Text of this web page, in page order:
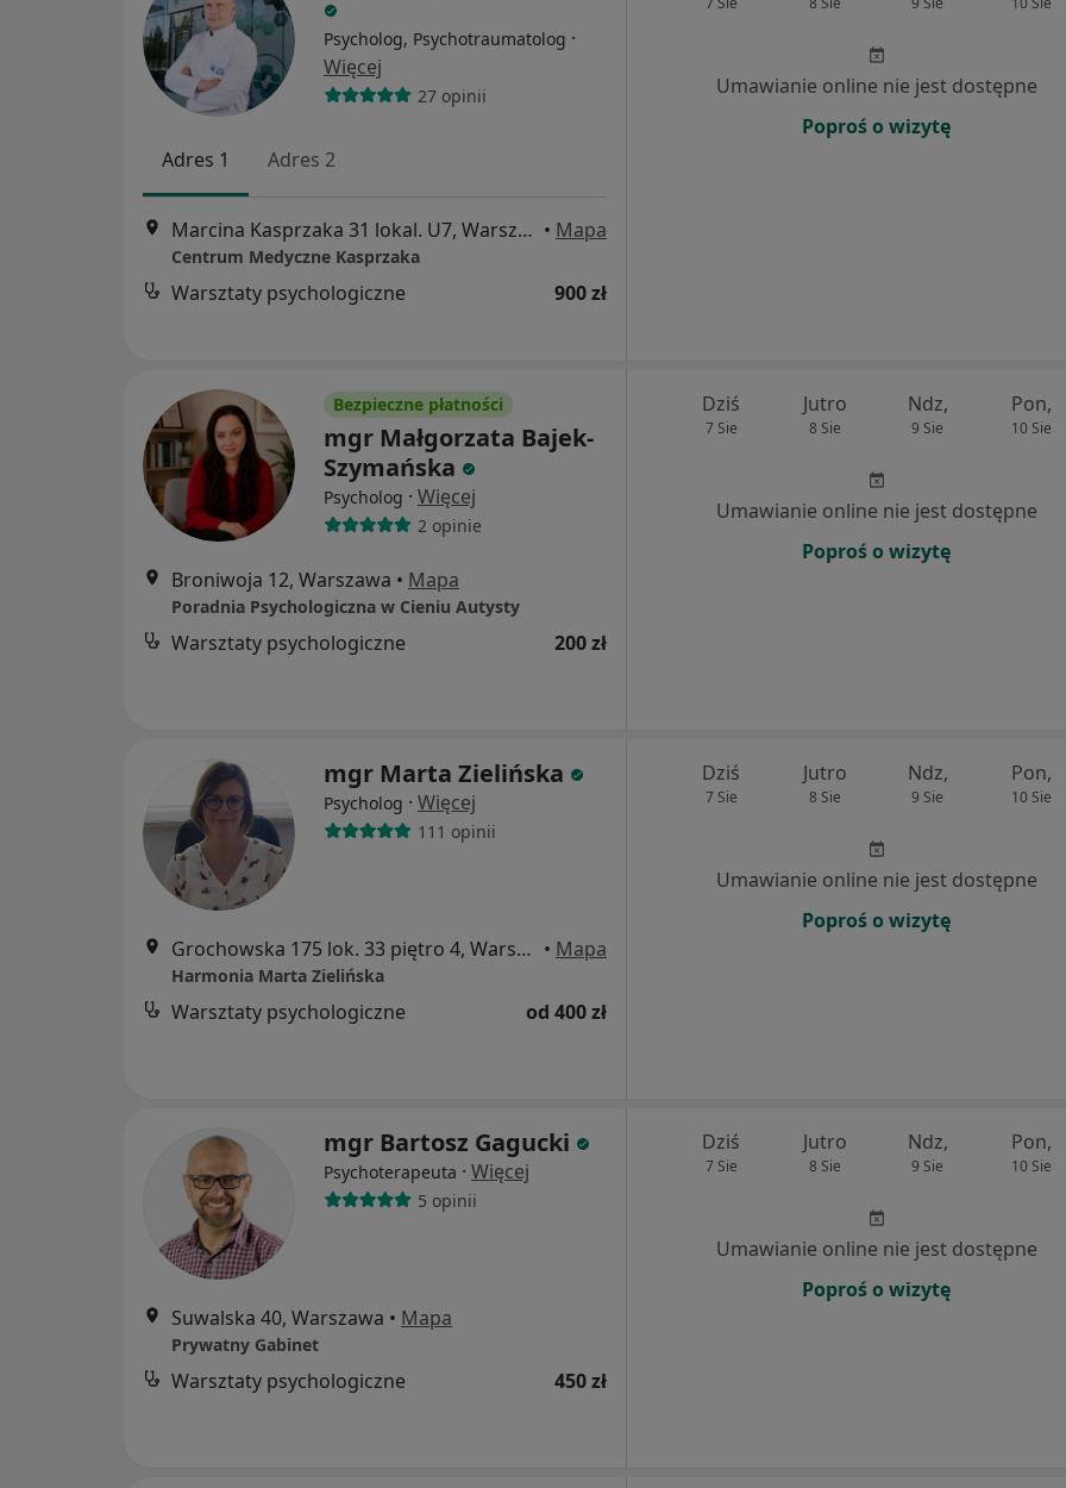
Psycholog, Psychotraumatolog ·
Więcej
27 opinii
Adres 1 Adres 2
Marcina Kasprzaka 31 lokal. U7, Warszawa • Mapa
Centrum Medyczne Kasprzaka
Warsztaty psychologiczne 900 zł
Umawianie online nie jest dostępne
Poproś o wizytę
Bezpieczne płatności
mgr Małgorzata Bajek-
Szymańska
Psycholog · Więcej
2 opinie
Broniwoja 12, Warszawa • Mapa
Poradnia Psychologiczna w Cieniu Autysty
Warsztaty psychologiczne 200 zł
Dziś
7 Sie
Jutro
8 Sie
Ndz,
9 Sie
Pon,
10 Sie
Umawianie online nie jest dostępne
Poproś o wizytę
mgr Marta Zielińska
Psycholog · Więcej
111 opinii
Grochowska 175 lok. 33 piętro 4, Warszawa • Mapa
Harmonia Marta Zielińska
Warsztaty psychologiczne od 400 zł
Dziś
7 Sie
Jutro
8 Sie
Ndz,
9 Sie
Pon,
10 Sie
Umawianie online nie jest dostępne
Poproś o wizytę
mgr Bartosz Gagucki
Psychoterapeuta · Więcej
5 opinii
Suwalska 40, Warszawa • Mapa
Prywatny Gabinet
Warsztaty psychologiczne 450 zł
Dziś
7 Sie
Jutro
8 Sie
Ndz,
9 Sie
Pon,
10 Sie
Umawianie online nie jest dostępne
Poproś o wizytę